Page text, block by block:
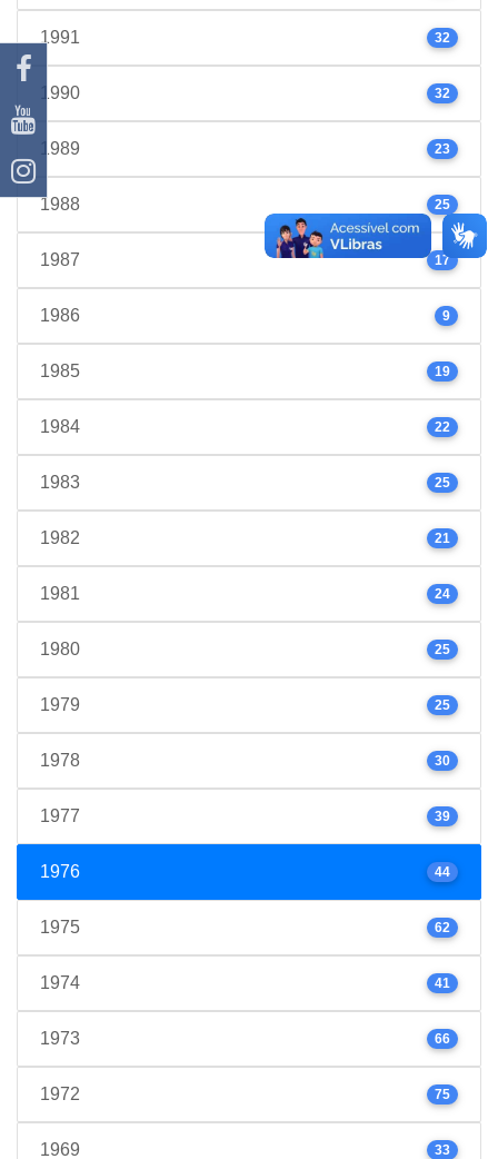
1991 32
1990 32
1989 23
1988 25
1987 17
1986 9
1985 19
1984 22
1983 25
1982 21
1981 24
1980 25
1979 25
1978 30
1977 39
1976 44
1975 62
1974 41
1973 66
1972 75
1969 33